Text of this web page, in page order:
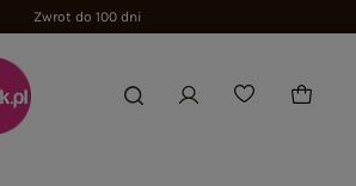
Zwrot do 100 dni